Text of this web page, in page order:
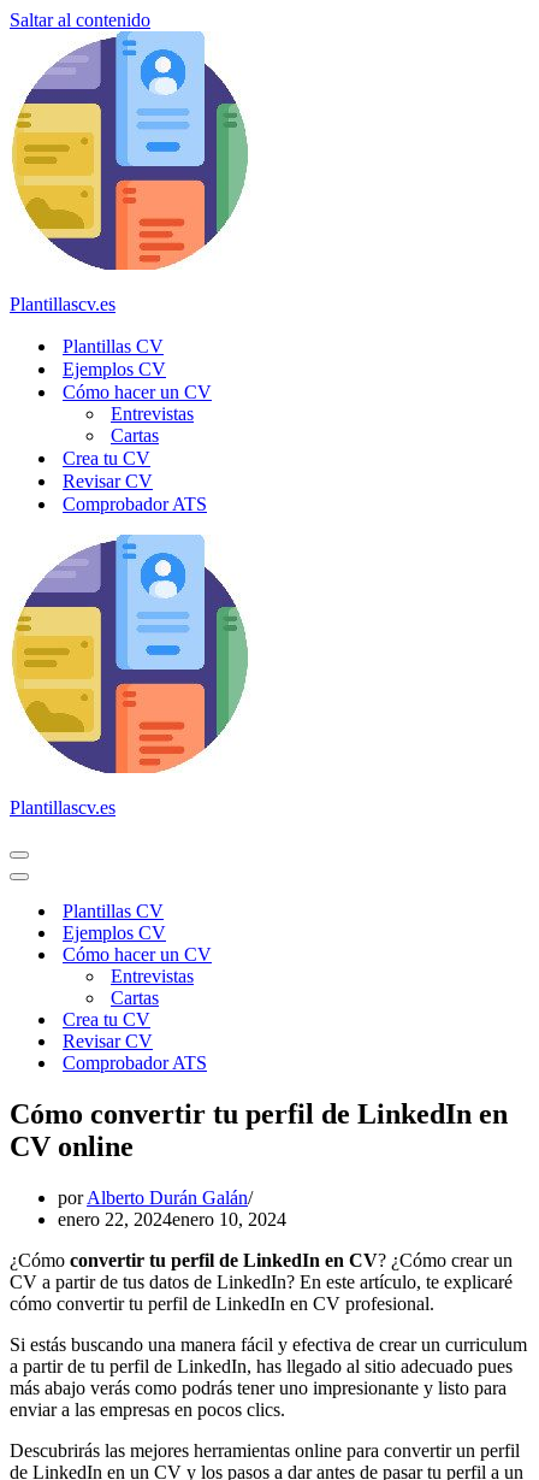
Saltar al contenido
Plantillascv.es
Plantillas CV
Ejemplos CV
Cómo hacer un CV
Entrevistas
Cartas
Crea tu CV
Revisar CV
Comprobador ATS
Plantillascv.es
Menú
de
Menú
navegaciónPlantillas CV
Ejemplos CV
Cómo hacer un CV
Entrevistas
Cartas
Crea tu CV
Revisar CV
Comprobador ATS
Cómo convertir tu perfil de LinkedIn en
CV online
porAlberto Durán Galán
enero 22, 2024enero 10, 2024
¿Cómo convertir tu perfil de LinkedIn en CV? ¿Cómo crear un
CV a partir de tus datos de LinkedIn? En este artículo, te explicaré
cómo convertir tu perfil de LinkedIn en CV profesional.
Si estás buscando una manera fácil y efectiva de crear un curriculum
a partir de tu perfil de LinkedIn, has llegado al sitio adecuado pues
más abajo verás como podrás tener uno impresionante y listo para
enviar a las empresas en pocos clics.
Descubrirás las mejores herramientas online para convertir un perfil
de LinkedIn en un CV y los pasos a dar antes de pasar tu perfil a un